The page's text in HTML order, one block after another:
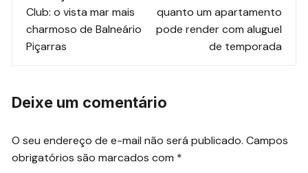
post
Club: o vista mar mais
charmoso de Balneário
Piçarras
quanto um apartamento
pode render com aluguel
de temporada
Deixe um comentário
O seu endereço de e-mail não será publicado. Campos
obrigatórios são marcados com *